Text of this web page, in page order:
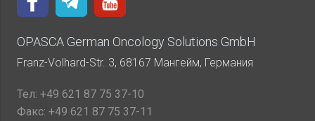
OPASCA German Oncology Solutions GmbH
Franz-Volhard-Str. 3, 68167 Мангейм, Германия
Тел: +49 621 87 75 37-10
Факс: +49 621 87 75 37-11